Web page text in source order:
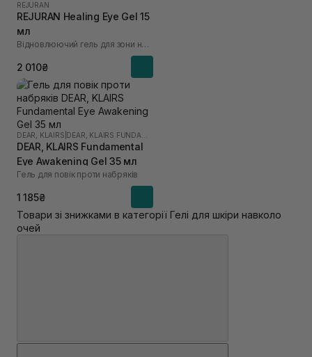
REJURAN
REJURAN Healing Eye Gel 15
мл
Відновлюючий гель для зони навколо очей
2 010₴
DEAR, KLAIRS
DEAR, KLAIRS Fundamental
Eye Awakening Gel 35 мл
Гель для повік проти набряків
1 185₴
Товари зі знижками в категорії Гелі для шкіри навколо
очей